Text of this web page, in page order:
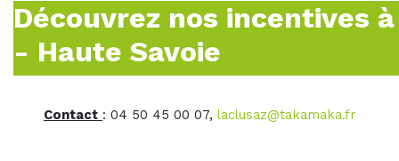
Découvrez nos incentives
- Haute Savoie
Contact : 04 50 45 00 07, laclusaz@takamaka.fr